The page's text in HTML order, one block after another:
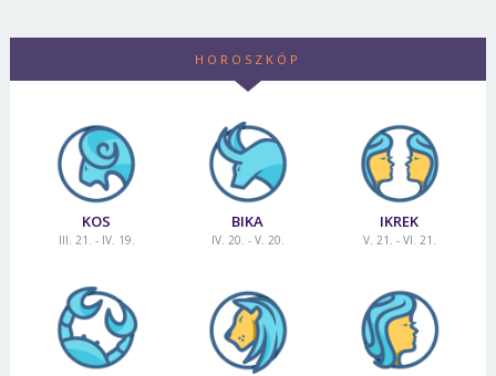
HOROSZKÓP
KOS
III. 21. - IV. 19.
BIKA
IV. 20. - V. 20.
IKREK
V. 21. - VI. 21.